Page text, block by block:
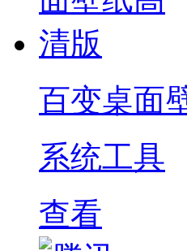
百变桌面
系统工具
查看